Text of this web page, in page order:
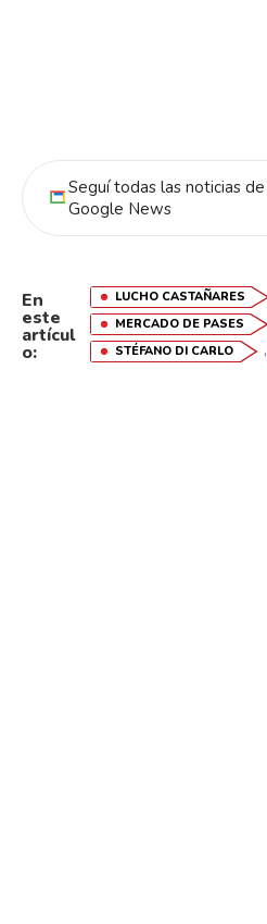
Seguí todas las noticias de
Google News
En
este
artícul
o:
LUCHO CASTAÑARES
MERCADO DE PASES
STÉFANO DI CARLO ,